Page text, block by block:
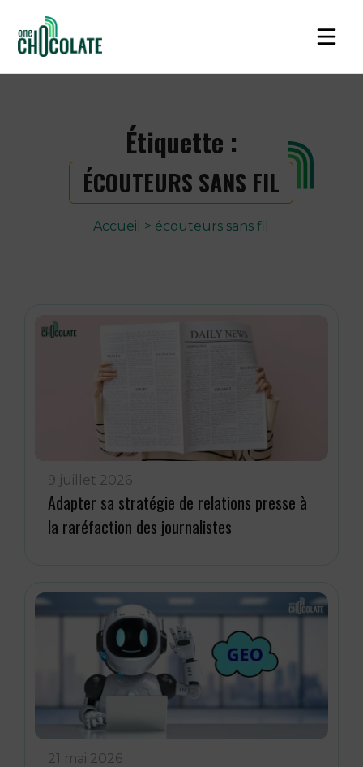
Étiquette :
ÉCOUTEURS SANS FIL
Accueil > écouteurs sans fil
9 juillet 2026
Adapter sa stratégie de relations presse à
la raréfaction des journalistes
21 mai 2026